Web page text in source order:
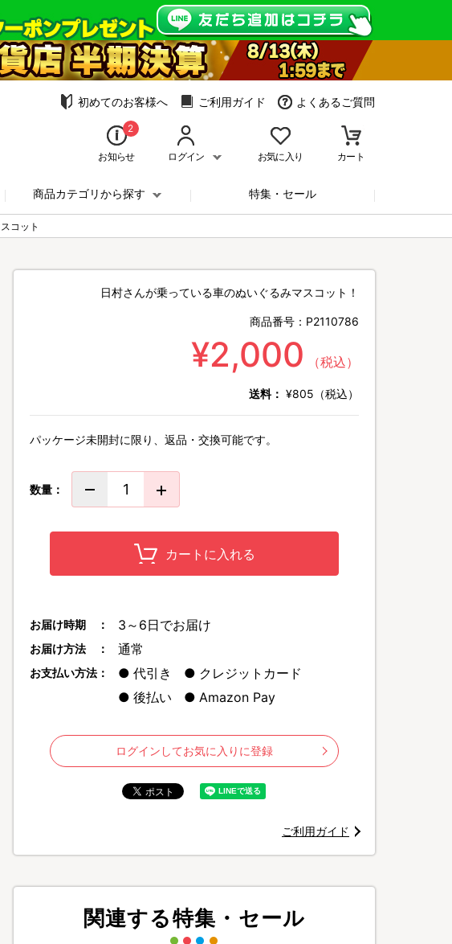
初めてのお客様へ ご利用ガイド よくあるご質問
2
お知らせ ログイン お気に入り カート
商品カテゴリから探す 特集・セール
コット
日村さんが乗っている車のぬいぐるみマスコット！
商品番号： P2110786
¥2,000 （税込）
送料： ¥805（税込）
パッケージ未開封に限り、返品・交換可能です。
数量：
カートに入れる
お届け時期 ： 3～6日でお届け
お届け方法 ： 通常
お支払い方法： 代引き
クレジットカード
後払い
Amazon Pay
ログインしてお気に入りに登録
ご利用ガイド
関連する特集・セール